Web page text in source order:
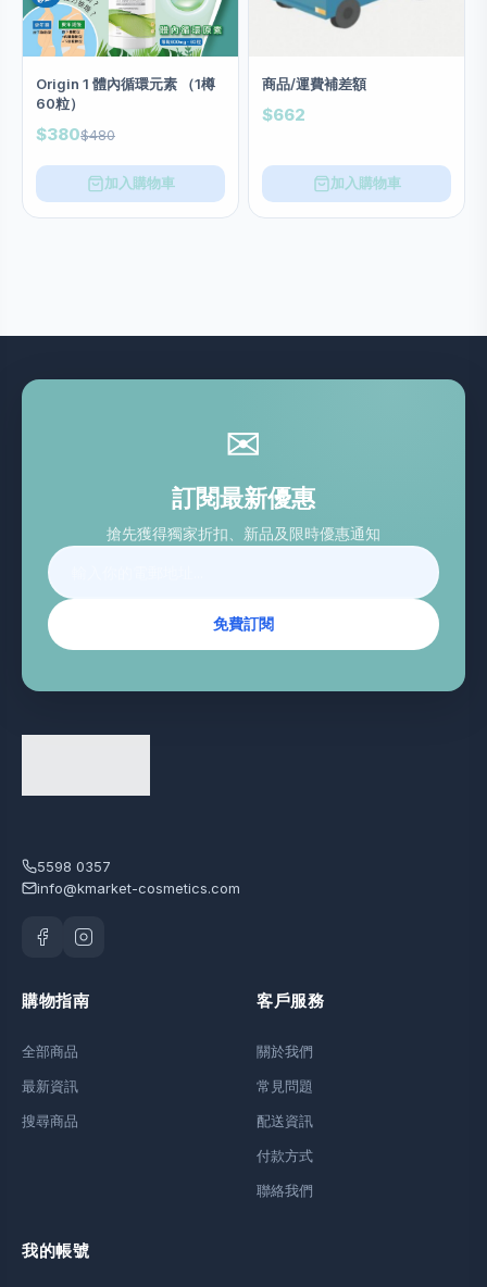
Origin 1 體內循環元素 （1樽
60粒）
$380$480
加入購物車
商品/運費補差額
$662
加入購物車
✉
訂閱最新優惠
搶先獲得獨家折扣、新品及限時優惠通知
免費訂閱
5598 0357
info@kmarket-cosmetics.com
購物指南
全部商品
最新資訊
搜尋商品
客戶服務
關於我們
常見問題
配送資訊
付款方式
聯絡我們
我的帳號